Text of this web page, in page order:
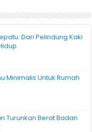
Dari Pelindung Kaki
Minimalis Untuk Rumah
Turunkan Berat Badan